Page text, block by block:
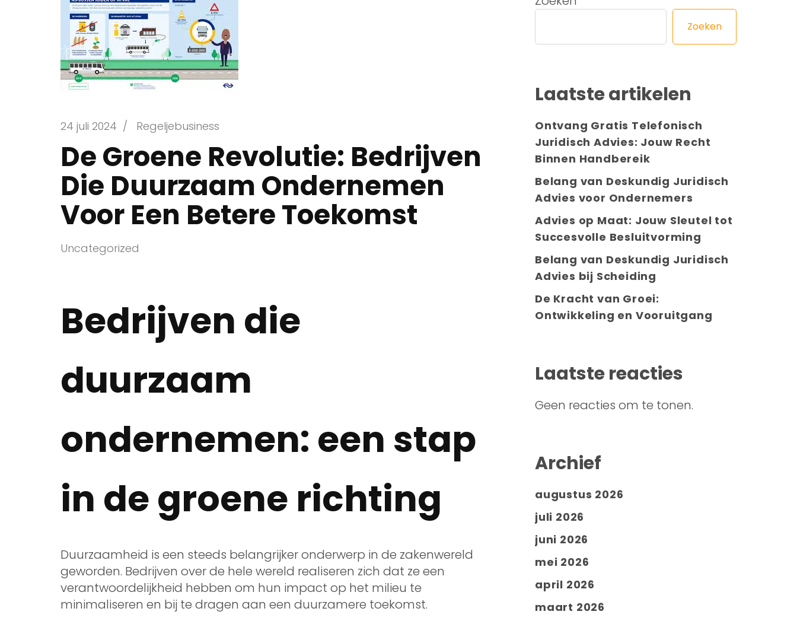
24 juli 2024 / Regeljebusiness
De Groene Revolutie: Bedrijven
Die Duurzaam Ondernemen
Voor Een Betere Toekomst
Uncategorized
Bedrijven die
duurzaam
ondernemen: een stap
in de groene richting
Duurzaamheid is een steeds belangrijker onderwerp in de zakenwereld
geworden. Bedrijven over de hele wereld realiseren zich dat ze een
verantwoordelijkheid hebben om hun impact op het milieu te
minimaliseren en bij te dragen aan een duurzamere toekomst.
Zoeken
Laatste artikelen
Ontvang Gratis Telefonisch
Juridisch Advies: Jouw Recht
Binnen Handbereik
Belang van Deskundig Juridisch
Advies voor Ondernemers
Advies op Maat: Jouw Sleutel tot
Succesvolle Besluitvorming
Belang van Deskundig Juridisch
Advies bij Scheiding
De Kracht van Groei:
Ontwikkeling en Vooruitgang
Laatste reacties
Geen reacties om te tonen.
Archief
augustus 2026
juli 2026
juni 2026
mei 2026
april 2026
maart 2026